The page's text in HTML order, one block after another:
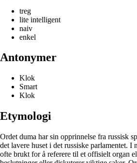
treg
lite intelligent
naiv
enkel
Antonymer
Klok
Smart
Klok
Etymologi
Ordet duma har sin opprinnelse fra russisk
det lavere huset i det russiske parlamentet. I
ofte brukt for å referere til et offisielt organ